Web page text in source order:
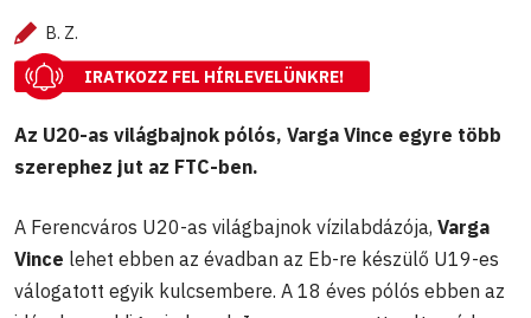
B. Z.
IRATKOZZ FEL HÍRLEVELÜNKRE!
Az U20-as világbajnok pólós, Varga Vince egyre több
szerephez jut az FTC-ben.
A Ferencváros U20-as világbajnok vízilabdázója, Varga
Vince lehet ebben az évadban az Eb-re készülő U19-es
válogatott egyik kulcsembere. A 18 éves pólós ebben az